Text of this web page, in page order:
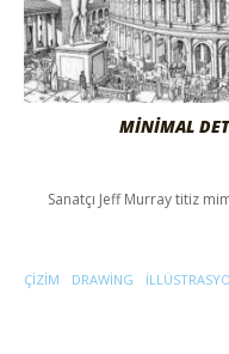
MİNİMAL
Sanatçı Jeff Murray titiz
ÇIZIM DRAWING